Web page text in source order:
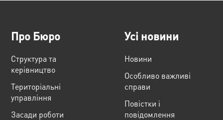
Про Бюро
Структура та
керівництво
Територіальні
управління
Засади роботи
Усі новини
Новини
Особливо важливі
справи
Повістки і
повідомлення